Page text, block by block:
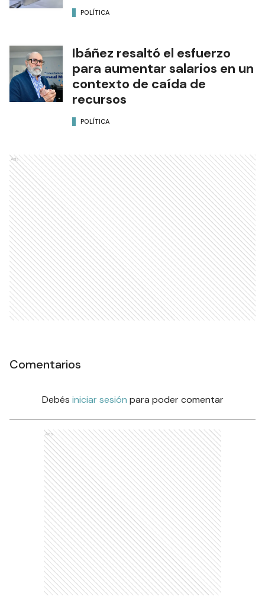
POLÍTICA
Ibáñez resaltó el esfuerzo
para aumentar salarios en un
contexto de caída de
recursos
POLÍTICA
Ads
Comentarios
Debés iniciar sesión para poder comentar
Ads